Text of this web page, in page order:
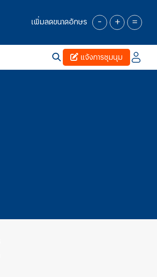
เพิ่มลดขนาดอักษร - + =
แจ้งการชุมนุม